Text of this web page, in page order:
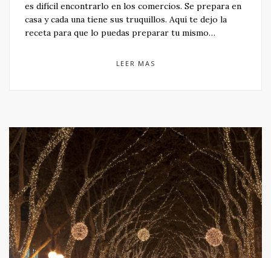
es difícil encontrarlo en los comercios. Se prepara en
casa y cada una tiene sus truquillos. Aquí te dejo la
receta para que lo puedas preparar tu mismo…
LEER MAS